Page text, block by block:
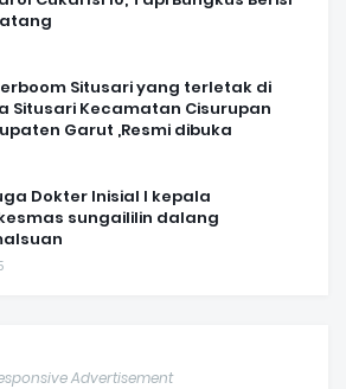
Situsari yang terletak di
Situsari Kecamatan Cisurupan
Garut ,Resmi dibuka
Dokter Inisial I kepala
sungaililin dalang
Advertisement